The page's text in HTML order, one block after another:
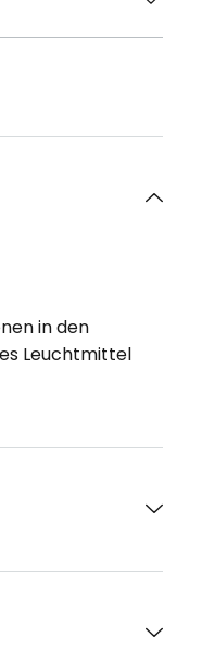
in den
Leuchtmittel